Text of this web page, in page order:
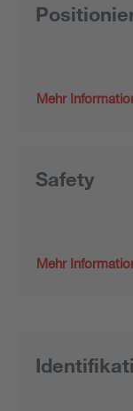
Mehr
Safety
Mehr